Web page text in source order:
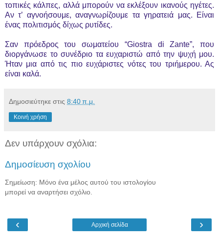
τοπικές κάλπες, αλλά μπορούν να εκλέξουν ικανούς ηγέτες.
Αν τ’ αγνοήσουμε, αναγνωρίζουμε τα γηρατειά μας. Είναι
ένας πολιτισμός δίχως ρυτίδες.
Σαν πρόεδρος του σωματείου “Giostra di Zante”, που
διοργάνωσε το συνέδριο τα ευχαριστώ από την ψυχή μου.
Ήταν μια από τις πιο ευχάριστες νότες του τριήμερου. Ας
είναι καλά.
Δημοσιεύτηκε στις 8:40 π.μ.
Κοινή χρήση
Δεν υπάρχουν σχόλια:
Δημοσίευση σχολίου
Σημείωση: Μόνο ένα μέλος αυτού του ιστολογίου
μπορεί να αναρτήσει σχόλιο.
‹ ›
Αρχική σελίδα